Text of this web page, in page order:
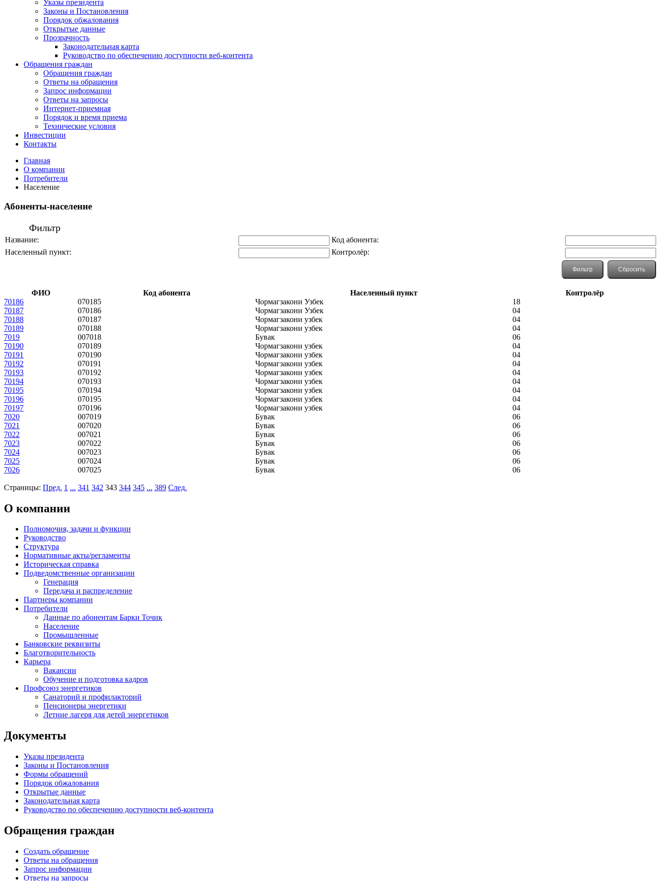
Указы президента
Законы и Постановления
Порядок обжалования
Открытые данные
Прозрачность
Законодательная карта
Руководство по обеспечению доступности веб-контента
Обращения граждан
Обращения граждан
Ответы на обращения
Запрос информации
Ответы на запросы
Интернет-приемная
Порядок и время приема
Технические условия
Инвестиции
Контакты
Главная
О компании
Потребители
Население
Абоненты-население
Фильтр
Название:
Код абонента:
Населенный пункт:
Контролёр:
ФИО Код абонента Населенный пункт
Контролёр
70186
070185 Чормагзакони Узбек
18
70187
070186 Чормагзакони Узбек
04
70188
070187 Чормагзакони узбек
04
70189
070188 Чормагзакони узбек
04
7019
007018 Бувак
06
70190
070189 Чормагзакони узбек
04
70191
070190 Чормагзакони узбек
04
70192
070191 Чормагзакони узбек
04
70193
070192 Чормагзакони узбек
04
70194
070193 Чормагзакони узбек
04
70195
070194 Чормагзакони узбек
04
70196
070195 Чормагзакони узбек
04
70197
070196 Чормагзакони узбек
04
7020
007019 Бувак
06
7021
007020 Бувак
06
7022
007021 Бувак
06
7023
007022 Бувак
06
7024
007023 Бувак
06
7025
007024 Бувак
06
7026
007025 Бувак 06
Страницы: Пред. 1 ... 341 342 343 344 345 ... 389 След.
О компании
Полномочия, задачи и функции
Руководство
Структура
Нормативные акты/регламенты
Историческая справка
Подведомственные организации
Генерация
Передача и распределение
Партнеры компании
Потребители
Данные по абонентам Барки Точик
Население
Промышленные
Банковские реквизиты
Благотворительность
Карьера
Вакансии
Обучение и подготовка кадров
Профсоюз энергетиков
Санаторий и профилакторий
Пенсионеры энергетики
Летние лагеря для детей энергетиков
Документы
Указы президента
Законы и Постановления
Формы обращений
Порядок обжалования
Открытые данные
Законодательная карта
Руководство по обеспечению доступности веб-контента
Обращения граждан
Создать обращение
Ответы на обращения
Запрос информации
Ответы на запросы